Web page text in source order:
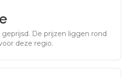
. De prijzen liggen rond
deze regio.